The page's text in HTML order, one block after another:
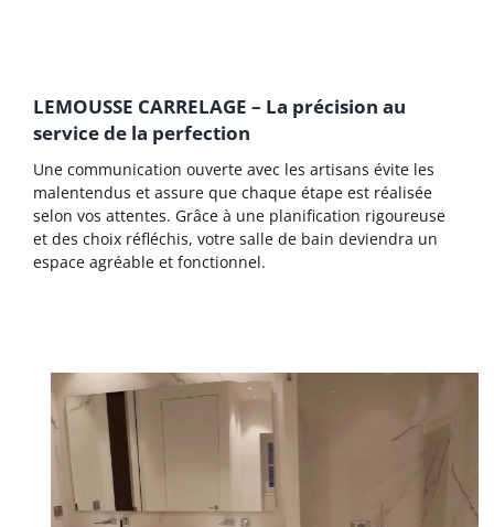
LEMOUSSE CARRELAGE – La précision au
service de la perfection
Une communication ouverte avec les artisans évite les
malentendus et assure que chaque étape est réalisée
selon vos attentes. Grâce à une planification rigoureuse
et des choix réfléchis, votre salle de bain deviendra un
espace agréable et fonctionnel.